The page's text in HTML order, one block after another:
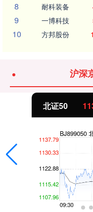
8 耐科装备
9 一博科技
10 方邦股份
沪深
北证50